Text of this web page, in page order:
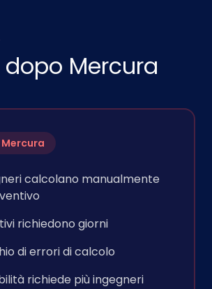
Mercura
Mercura
calcolano manualmente
richiedono giorni
di errori di calcolo
richiede più ingegneri